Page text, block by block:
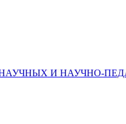
И НАУЧНО-